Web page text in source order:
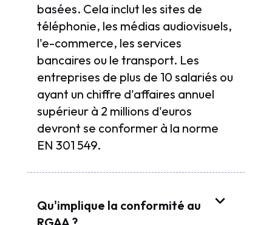
basées. Cela inclut les sites de
téléphonie, les médias audiovisuels,
l'e-commerce, les services
bancaires ou le transport. Les
entreprises de plus de 10 salariés ou
ayant un chiffre d'affaires annuel
supérieur à 2 millions d'euros
devront se conformer à la norme
EN 301 549.
Qu'implique la conformité au